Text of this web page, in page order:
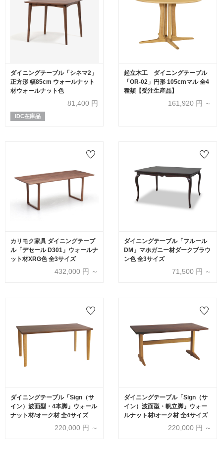
ダイニングテーブル「シネマ2」
正方形 幅85cm ウォールナット
材ウォールナット色
81,400 円
IDC在庫品
起立木工 ダイニングテーブル
「OR-02」円形 105cmマル 全4
種類【受注生産品】
161,920 円 ～
カリモク家具 ダイニングテーブ
ル「デセール D301」ウォールナ
ット材XRG色 全3サイズ
432,000 円 ～
ダイニングテーブル「フルール
DM」マホガニー材ダークブラウ
ン色 全3サイズ
71,500 円 ～
ダイニングテーブル「Sign（サ
イン）波面型・4本脚」ウォール
ナット材/オーク材 全4サイズ
220,000 円 ～
ダイニングテーブル「Sign（サ
イン）波面型・帆立脚」ウォー
ルナット材/オーク材 全4サイズ
220,000 円 ～